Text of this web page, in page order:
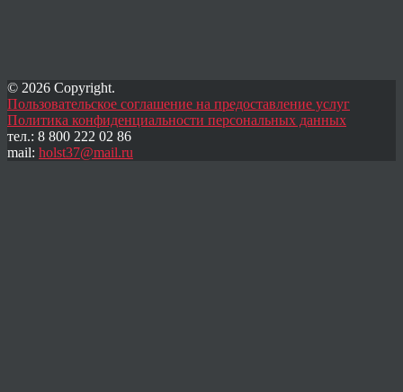
© 2026 Copyright.
Пользовательское соглашение на предоставление услуг
Политика конфиденциальности персональных данных
тел.: 8 800 222 02 86
mail: holst37@mail.ru